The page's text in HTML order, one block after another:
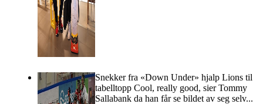
Snekker fra «Down Under» hjalp Lions til
tabelltopp Cool, really good, sier Tommy
Sallabank da han får se bildet av seg selv...